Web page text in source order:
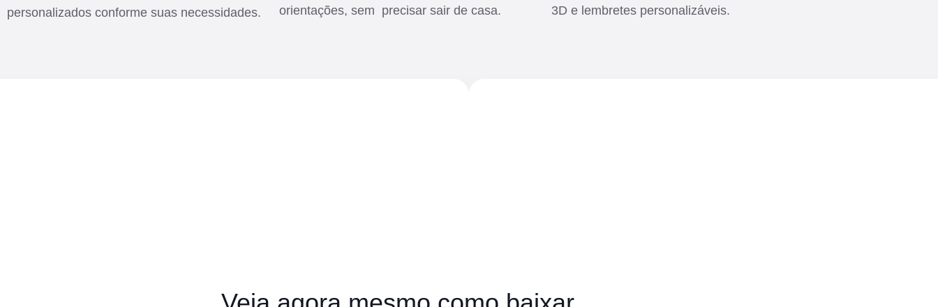
personalizados conforme suas necessidades.
orientações, sem precisar sair de casa.
3D e lembretes personalizáveis.